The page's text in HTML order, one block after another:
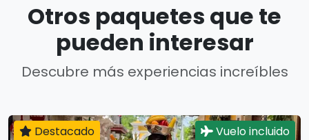
Otros paquetes que te
pueden interesar
Descubre más experiencias increíbles
Destacado Vuelo incluido